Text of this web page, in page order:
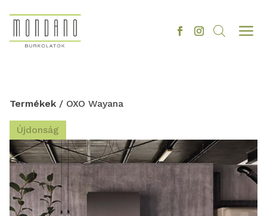
a
Termékek / OXO Wayana
Újdonság